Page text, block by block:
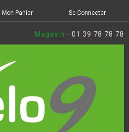
Mon Panier Se Connecter
Magasin - 01 39 78 78 78